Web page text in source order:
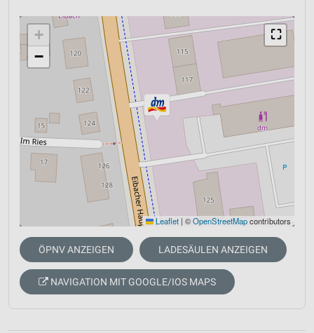
⛶
+
−
Leaflet | ©OpenStreetMapcontributors
ÖPNV ANZEIGEN LADESÄULEN ANZEIGEN
NAVIGATION MIT GOOGLE/IOS MAPS